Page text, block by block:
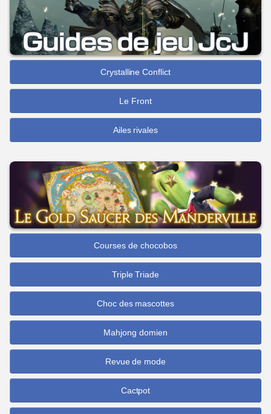
Crystalline Conflict
Le Front
Ailes rivales
Courses de chocobos
Triple Triade
Choc des mascottes
Mahjong domien
Revue de mode
Cactpot